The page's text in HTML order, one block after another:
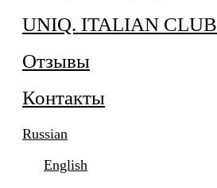
UNIQ. ITALIAN CLUB
Отзывы
Контакты
Russian
English